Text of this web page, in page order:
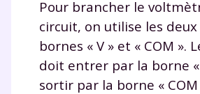
Pour brancher le
circuit, on utilise les deux
bornes « V » et « COM ».
doit entrer par la borne «
sortir par la borne « COM